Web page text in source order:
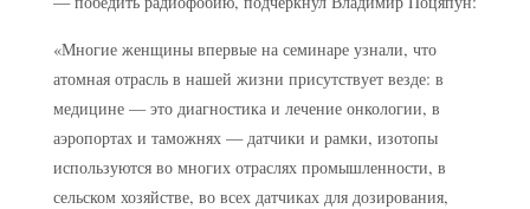
«Многие женщины впервые на семинаре узнали, что
атомная отрасль в нашей жизни присутствует везде: в
медицине — это диагностика и лечение онкологии, в
аэропортах и таможнях — датчики и рамки, изотопы
используются во многих отраслях промышленности, в
сельском хозяйстве, во всех датчиках для дозирования,